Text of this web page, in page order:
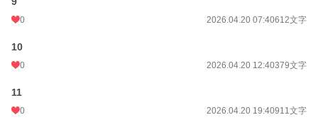
0 2026.04.20 07:40612文字
10
0 2026.04.20 12:40379文字
11
0 2026.04.20 19:40911文字